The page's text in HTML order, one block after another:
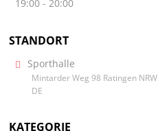
19:00 - 20:00
STANDORT
Sporthalle
Mintarder Weg 98 Ratingen NRW
DE
KATEGORIE